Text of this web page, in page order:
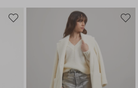
Sposta